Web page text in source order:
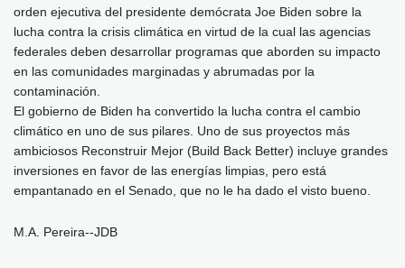
orden ejecutiva del presidente demócrata Joe Biden sobre la
lucha contra la crisis climática en virtud de la cual las agencias
federales deben desarrollar programas que aborden su impacto
en las comunidades marginadas y abrumadas por la
contaminación.
El gobierno de Biden ha convertido la lucha contra el cambio
climático en uno de sus pilares. Uno de sus proyectos más
ambiciosos Reconstruir Mejor (Build Back Better) incluye grandes
inversiones en favor de las energías limpias, pero está
empantanado en el Senado, que no le ha dado el visto bueno.
M.A. Pereira--JDB